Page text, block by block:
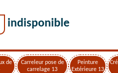
indisponible
de
Carreleur pose de
carrelage 13
Peinture
Extérieure 13